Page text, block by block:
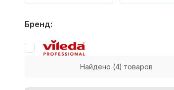
Бренд:
Найдено (4) товаров